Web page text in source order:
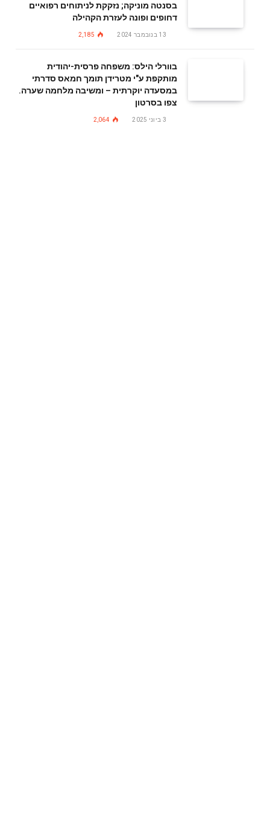
בסנטה מוניקה; נזקקת לניתוחים רפואיים
דחופים ופונה לעזרת הקהילה
13 בנובמבר 2024 2,185
בוורלי הילס: משפחה פרסית-יהודית
מותקפת ע"י מטרידן תומך חמאס סדרתי
במסעדה יוקרתית – ומשיבה מלחמה שערה.
צפו בסרטון
3 ביוני 2025 2,064